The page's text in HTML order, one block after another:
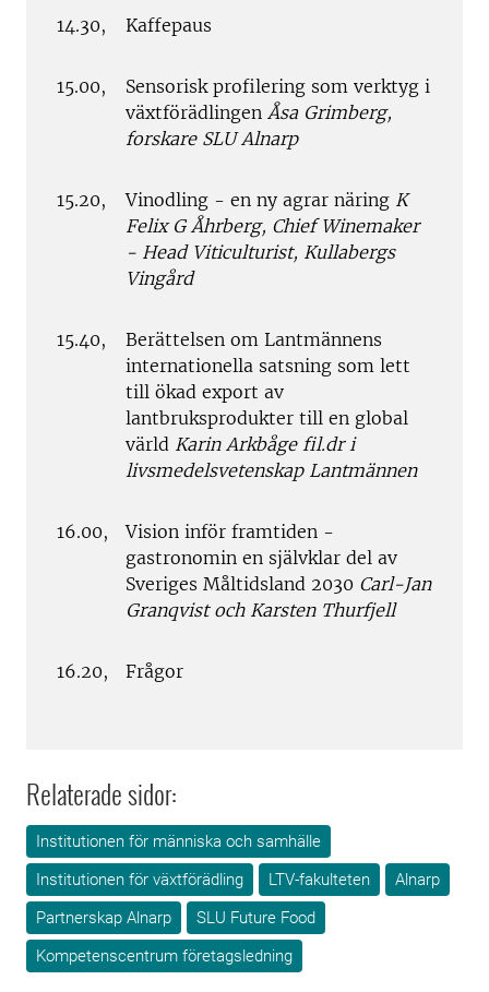
14.30, Kaffepaus
15.00,
Sensorisk profilering som verktyg i
växtförädlingen Åsa Grimberg,
forskare SLU Alnarp
15.20, Vinodling - en ny agrar näring K
Felix G Åhrberg, Chief Winemaker
- Head Viticulturist, Kullabergs
Vingård
15.40,
Berättelsen om Lantmännens
internationella satsning som lett
till ökad export av
lantbruksprodukter till en global
värld Karin Arkbåge fil.dr i
livsmedelsvetenskap Lantmännen
16.00,
Vision inför framtiden -
gastronomin en självklar del av
Sveriges Måltidsland 2030 Carl-Jan
Granqvist och Karsten Thurfjell
16.20, Frågor
Relaterade sidor:
Institutionen för människa och samhälle
Institutionen för växtförädling
LTV-fakulteten
Alnarp
Partnerskap Alnarp
SLU Future Food
Kompetenscentrum företagsledning